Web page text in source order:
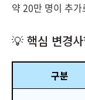
약 20만 명이 추
💡 핵심 변경
구분